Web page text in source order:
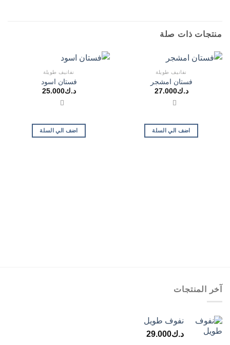
منتجات ذات صلة
نفانيف طويلة
فستان امشجر
د.ك27.000
اضف الي السلة
نفانيف طويلة
فستان اسود
د.ك25.000
اضف الي السلة
آخر المنتجات
نفوف طويل
د.ك29.000